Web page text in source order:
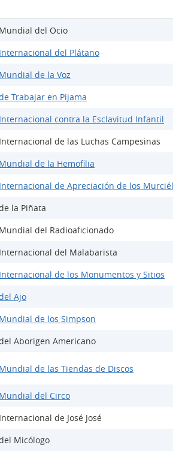
del Ocio
del Plátano
de la Voz
Trabajar en Pijama
contra la Esclavitud Infantil
de las Luchas Campesinas
de la Hemofilia
de Apreciación de los
la Piñata
del Radioaficionado
del Malabarista
de los Monumentos y Sitios
Ajo
de los Simpson
Aborigen Americano
de las Tiendas de Discos
del Circo
de José José
Micólogo